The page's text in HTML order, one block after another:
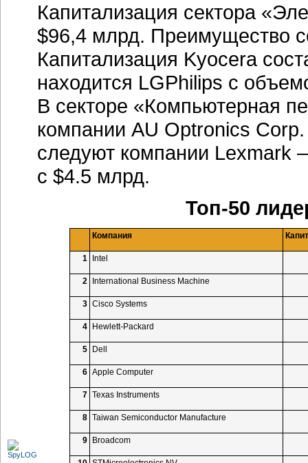
Капитализация сектора
$96,4 млрд. Преимущество
Капитализация Kyocera
находится LGPhilips с
В секторе «Компьютерная
компании AU Optronics
следуют компании
с $4.5 млрд.
Топ-50
Компания
1 Intel
2 International Business Machine
3 Cisco Systems
4 Hewlett-Packard
5 Dell
6 Apple Computer
7 Texas Instruments
8 Taiwan Semiconductor Manufacture
9 Broadcom